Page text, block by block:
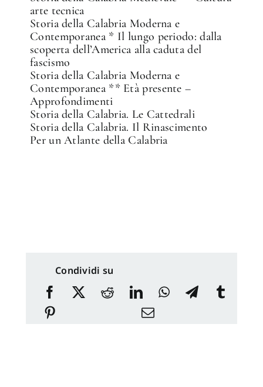
arte tecnica
Storia della Calabria Moderna e
Contemporanea * Il lungo periodo: dalla
scoperta dell’America alla caduta del
fascismo
Storia della Calabria Moderna e
Contemporanea ** Età presente –
Approfondimenti
Storia della Calabria. Le Cattedrali
Storia della Calabria. Il Rinascimento
Per un Atlante della Calabria
Condividi su